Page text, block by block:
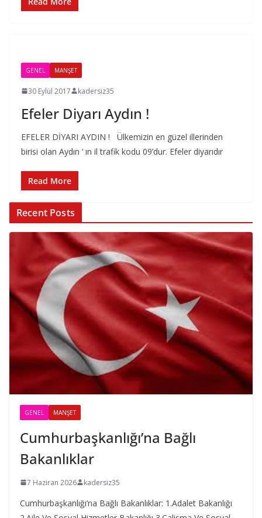
GENEL MANŞET
30 Eylül 2017 kadersiz35
Efeler Diyarı Aydın !
EFELER DİYARI AYDIN ! Ülkemizin en güzel illerinden
birisi olan Aydın ‘ ın il trafik kodu 09’dur. Efeler diyarıdır
Read More
Recent Posts
GENEL MANŞET
Cumhurbaşkanlığı’na Bağlı
Bakanlıklar
7 Haziran 2026 kadersiz35
Cumhurbaşkanlığı’na Bağlı Bakanlıklar: 1.Adalet Bakanlığı